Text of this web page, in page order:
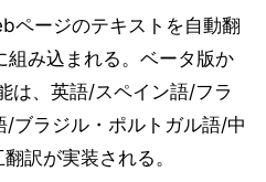
ページのテキストを自動翻
み込まれる。ベータ版か
は、英語/スペイン語/フラ
ブラジル・ポルトガル語/中
訳が実装される。